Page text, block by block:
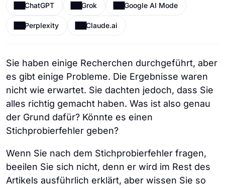
ChatGPT Grok Google AI Mode
Perplexity Claude.ai
Sie haben einige Recherchen durchgeführt, aber
es gibt einige Probleme. Die Ergebnisse waren
nicht wie erwartet. Sie dachten jedoch, dass Sie
alles richtig gemacht haben. Was ist also genau
der Grund dafür? Könnte es einen
Stichprobierfehler geben?
Wenn Sie nach dem Stichprobierfehler fragen,
beeilen Sie sich nicht, denn er wird im Rest des
Artikels ausführlich erklärt, aber wissen Sie so